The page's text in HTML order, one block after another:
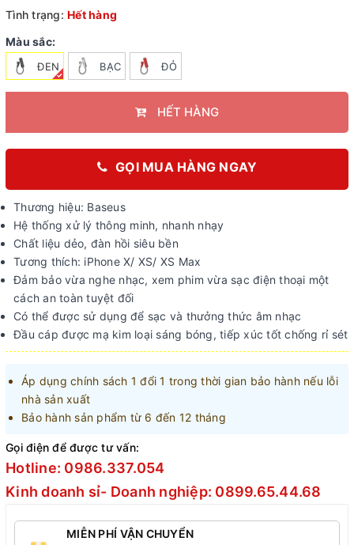
Tình trạng: Hết hàng
Màu sắc:
ĐEN BẠC ĐỎ
HẾT HÀNG
GỌI MUA HÀNG NGAY
Thương hiệu: Baseus
Hệ thống xử lý thông minh, nhanh nhạy
Chất liệu dẻo, đàn hồi siêu bền
Tương thích: iPhone X/ XS/ XS Max
Đảm bảo vừa nghe nhạc, xem phim vừa sạc điện thoại một
cách an toàn tuyệt đối
Có thể được sử dụng để sạc và thưởng thức âm nhạc
Đầu cáp được mạ kim loại sáng bóng, tiếp xúc tốt chống rỉ sét
Áp dụng chính sách 1 đổi 1 trong thời gian bảo hành nếu lỗi
nhà sản xuất
Bảo hành sản phẩm từ 6 đến 12 tháng
Gọi điện để được tư vấn:
Hotline: 0986.337.054
Kinh doanh sỉ- Doanh nghiệp: 0899.65.44.68
MIỄN PHÍ VẬN CHUYỂN